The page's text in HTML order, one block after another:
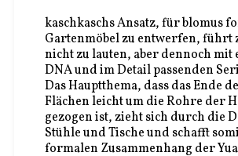
kaschkaschs Ansatz, für blomus
Gartenmöbel zu entwerfen, führt
nicht zu lauten, aber dennoch mit
DNA und im Detail passenden
Das Hauptthema, dass das Ende
Flächen leicht um die Rohre der
gezogen ist, zieht sich durch die
Stühle und Tische und schafft
formalen Zusammenhang der